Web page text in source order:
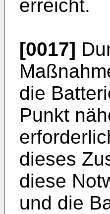
erreicht.
[0017]
die
Punkt
dieses
diese
und die